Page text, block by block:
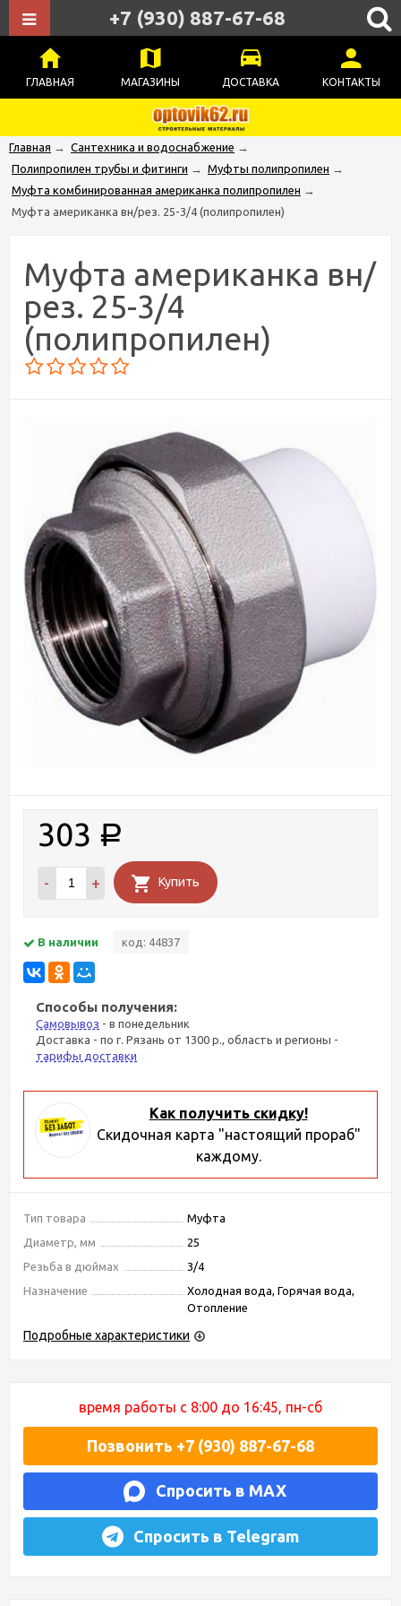
ГЛАВНАЯ МАГАЗИНЫ ДОСТАВКА КОНТАКТЫ
+7 (930) 887-67-68
Главная → Сантехника и водоснабжение →
Полипропилен трубы и фитинги → Муфты полипропилен →
Муфта комбинированная американка полипропилен →
Муфта американка вн/рез. 25-3/4 (полипропилен)
Муфта американка вн/
рез. 25-3/4
(полипропилен)
303 Р
- + Купить
В наличии код: 44837
Способы получения:
Самовывоз - в понедельник
Доставка - по г. Рязань от 1300 р., область и регионы -
тарифы доставки
Как получить скидку!
Скидочная карта "настоящий прораб"
каждому.
Тип товара
Муфта
Диаметр, мм
25
Резьба в дюймах
3/4
Назначение
Холодная вода, Горячая вода,
Отопление
Подробные характеристики
время работы с 8:00 до 16:45, пн-сб
Позвонить +7 (930) 887-67-68
Спросить в MAX
Спросить в Telegram